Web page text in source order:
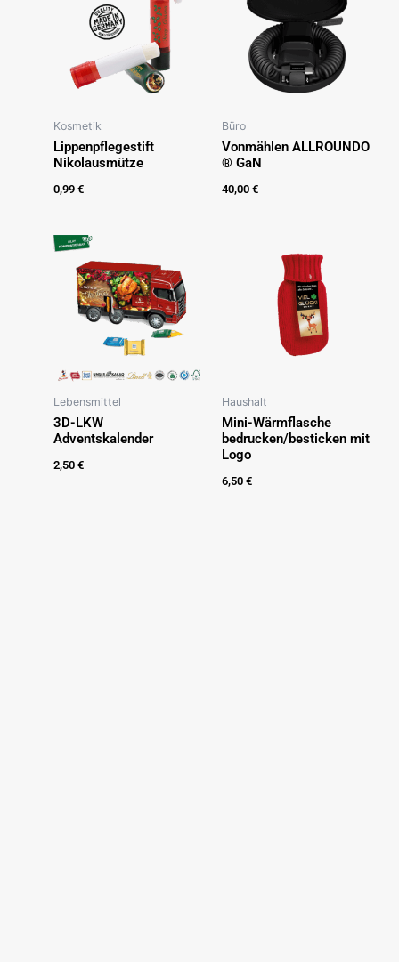
Kosmetik
Lippenpflegestift
Nikolausmütze
0,99 €
Büro
Vonmählen ALLROUNDO
® GaN
40,00 €
Lebensmittel
3D-LKW
Adventskalender
2,50 €
Haushalt
Mini-Wärmflasche
bedrucken/besticken mit
Logo
6,50 €